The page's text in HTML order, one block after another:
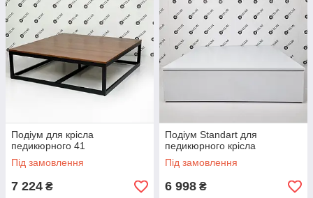
Подіум для крісла
педикюрного 41
Під замовлення
7 224 ₴
Подіум Standart для
педикюрного крісла
Під замовлення
6 998 ₴